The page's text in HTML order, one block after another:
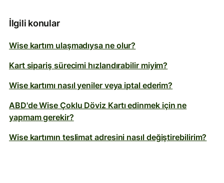
İlgili konular
Wise kartım ulaşmadıysa ne olur?
Kart sipariş sürecimi hızlandırabilir miyim?
Wise kartımı nasıl yeniler veya iptal ederim?
ABD'de Wise Çoklu Döviz Kartı edinmek için ne
yapmam gerekir?
Wise kartımın teslimat adresini nasıl değiştirebilirim?